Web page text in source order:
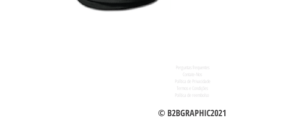
Perguntas frequentes
Contate-Nos
Política de Privacidade
Termos e Condições
Política de reembolso
© B2BGRAPHIC2021